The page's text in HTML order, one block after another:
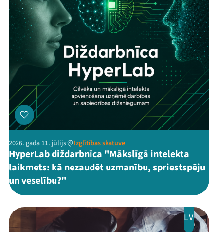
2026. gada 11. jūlijs Izglītības skatuve
HyperLab diždarbnīca "Mākslīgā intelekta
laikmets: kā nezaudēt uzmanību, spriestspēju
un veselību?"
LV